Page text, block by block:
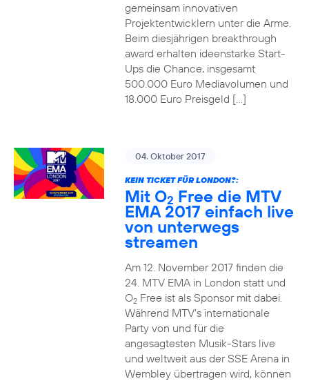
gemeinsam innovativen
Projektentwicklern unter die Arme.
Beim diesjährigen breakthrough
award erhalten ideenstarke Start-
Ups die Chance, insgesamt
500.000 Euro Mediavolumen und
18.000 Euro Preisgeld […]
04. Oktober 2017
KEIN TICKET FÜR LONDON?:
Mit O2 Free die MTV
EMA 2017 einfach live
von unterwegs
streamen
Am 12. November 2017 finden die
24. MTV EMA in London statt und
O2Free ist als Sponsor mit dabei.
Während MTV’s internationale
Party von und für die
angesagtesten Musik-Stars live
und weltweit aus der SSE Arena in
Wembley übertragen wird, können